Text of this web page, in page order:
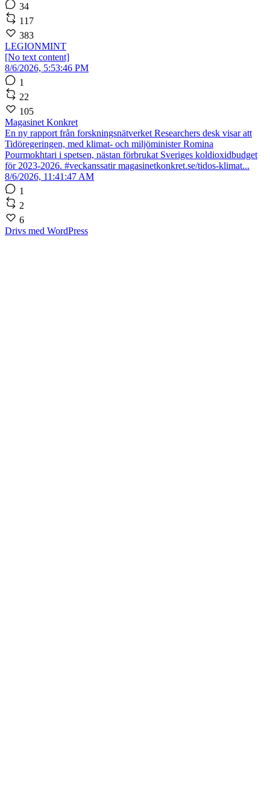
34
117
383
LEGIONMINT
[No text content]
8/6/2026, 5:53:46 PM
1
22
105
Magasinet Konkret
En ny rapport från forskningsnätverket Researchers desk visar att
Tidöregeringen, med klimat- och miljöminister Romina
Pourmokhtari i spetsen, nästan förbrukat Sveriges koldioxidbudget
för 2023-2026. #veckanssatir magasinetkonkret.se/tidos-klimat...
8/6/2026, 11:41:47 AM
1
2
6
Drivs med WordPress